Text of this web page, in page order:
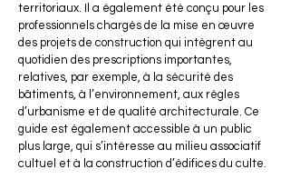
territoriaux. Il a également été conçu pour les
professionnels chargés de la mise en œuvre
des projets de construction qui intègrent au
quotidien des prescriptions importantes,
relatives, par exemple, à la sécurité des
bâtiments, à l’environnement, aux règles
d’urbanisme et de qualité architecturale. Ce
guide est également accessible à un public
plus large, qui s’intéresse au milieu associatif
cultuel et à la construction d’édifices du culte.